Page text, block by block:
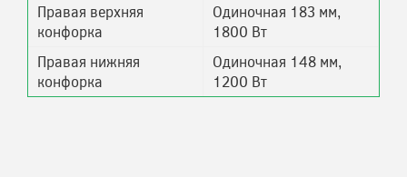
Правая верхняя
конфорка
Одиночная 183 мм,
1800 Вт
Правая нижняя
конфорка
Одиночная 148 мм,
1200 Вт